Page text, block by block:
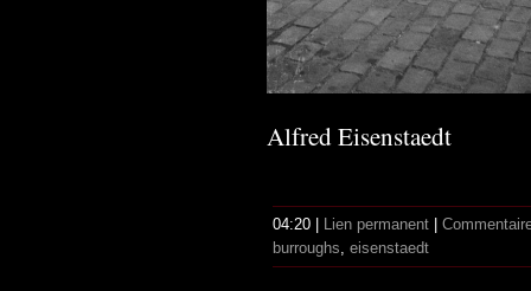
Alfred Eisenstaedt
04:20 | Lien permanent
burroughs eisenstaedt